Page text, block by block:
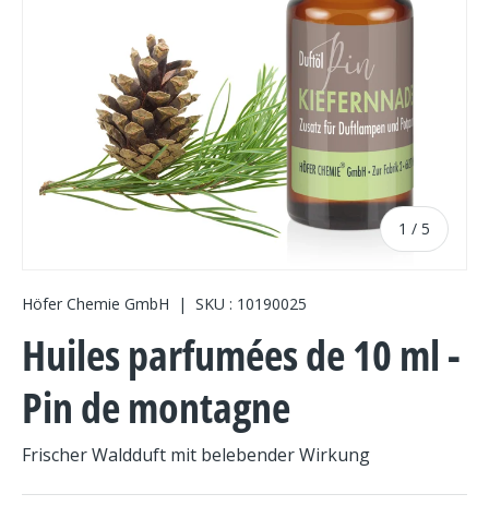
1 / de
5
Höfer Chemie GmbH | SKU : 10190025
Huiles parfumées de 10 ml -
Pin de montagne
Frischer Waldduft mit belebender Wirkung